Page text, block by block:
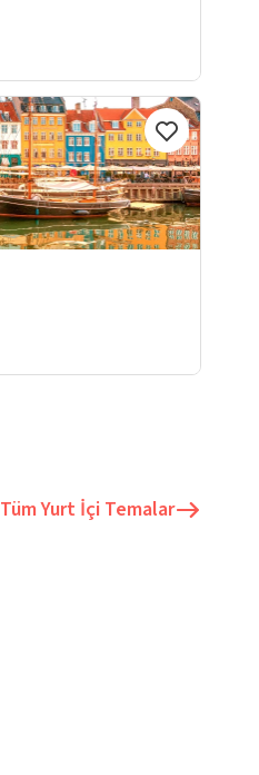
TümYurt İçi Temalar